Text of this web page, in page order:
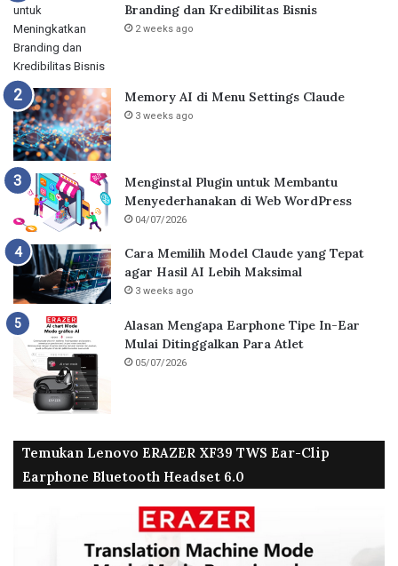
Branding dan Kredibilitas Bisnis
2 weeks ago
Memory AI di Menu Settings Claude
3 weeks ago
Menginstal Plugin untuk Membantu
Menyederhanakan di Web WordPress
04/07/2026
Cara Memilih Model Claude yang Tepat
agar Hasil AI Lebih Maksimal
3 weeks ago
Alasan Mengapa Earphone Tipe In-Ear
Mulai Ditinggalkan Para Atlet
05/07/2026
Temukan Lenovo ERAZER XF39 TWS Ear-Clip
Earphone Bluetooth Headset 6.0